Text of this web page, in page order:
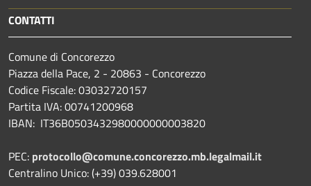
CONTATTI
Comune di Concorezzo
Piazza della Pace, 2 - 20863 - Concorezzo
Codice Fiscale: 03032720157
Partita IVA: 00741200968
IBAN: IT36B0503432980000000003820
PEC: protocollo@comune.concorezzo.mb.legalmail.it
Centralino Unico: (+39) 039.628001